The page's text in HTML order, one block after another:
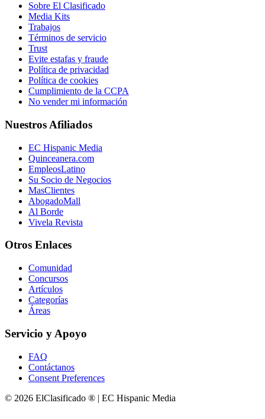
Sobre El Clasificado
Media Kits
Trabajos
Términos de servicio
Trust
Evite estafas y fraude
Política de privacidad
Política de cookies
Cumplimiento de la CCPA
No vender mi información
Nuestros Afiliados
EC Hispanic Media
Quinceanera.com
EmpleosLatino
Su Socio de Negocios
MasClientes
AbogadoMall
Al Borde
Vivela Revista
Otros Enlaces
Comunidad
Concursos
Artículos
Categorías
Áreas
Servicio y Apoyo
FAQ
Contáctanos
Consent Preferences
© 2026 ElClasificado ® | EC Hispanic Media